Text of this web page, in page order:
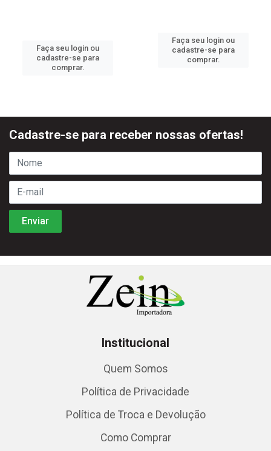
Faça seu login ou
cadastre-se para
comprar.
Faça seu login ou
cadastre-se para
comprar.
Cadastre-se para receber nossas ofertas!
Institucional
Quem Somos
Política de Privacidade
Política de Troca e Devolução
Como Comprar